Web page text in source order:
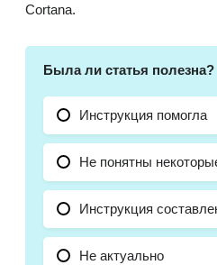
Cortana.
Была ли статья полезна?
Инструкция помогла
Не понятны
Инструкция
Не актуально